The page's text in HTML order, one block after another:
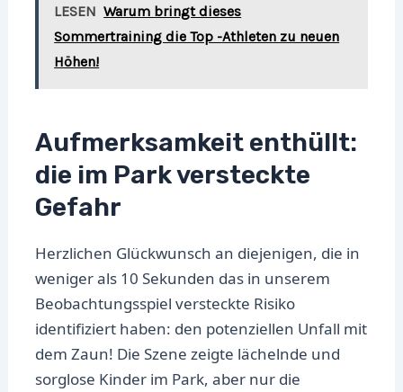
LESEN Warum bringt dieses
Sommertraining die Top -Athleten zu neuen
Höhen!
Aufmerksamkeit enthüllt:
die im Park versteckte
Gefahr
Herzlichen Glückwunsch an diejenigen, die in
weniger als 10 Sekunden das in unserem
Beobachtungsspiel versteckte Risiko
identifiziert haben: den potenziellen Unfall mit
dem Zaun! Die Szene zeigte lächelnde und
sorglose Kinder im Park, aber nur die